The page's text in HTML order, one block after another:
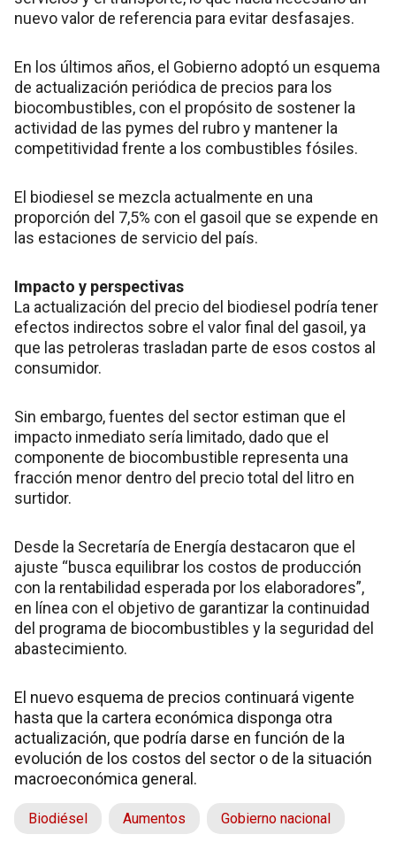
nuevo valor de referencia para evitar desfasajes.
En los últimos años, el Gobierno adoptó un esquema
de actualización periódica de precios para los
biocombustibles, con el propósito de sostener la
actividad de las pymes del rubro y mantener la
competitividad frente a los combustibles fósiles.
El biodiesel se mezcla actualmente en una
proporción del 7,5% con el gasoil que se expende en
las estaciones de servicio del país.
Impacto y perspectivas
La actualización del precio del biodiesel podría tener
efectos indirectos sobre el valor final del gasoil, ya
que las petroleras trasladan parte de esos costos al
consumidor.
Sin embargo, fuentes del sector estiman que el
impacto inmediato sería limitado, dado que el
componente de biocombustible representa una
fracción menor dentro del precio total del litro en
surtidor.
Desde la Secretaría de Energía destacaron que el
ajuste “busca equilibrar los costos de producción
con la rentabilidad esperada por los elaboradores”,
en línea con el objetivo de garantizar la continuidad
del programa de biocombustibles y la seguridad del
abastecimiento.
El nuevo esquema de precios continuará vigente
hasta que la cartera económica disponga otra
actualización, que podría darse en función de la
evolución de los costos del sector o de la situación
macroeconómica general.
Biodiésel Aumentos Gobierno nacional